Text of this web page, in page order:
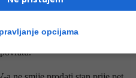
organizacionoj jedinici UIO
prodavca stana, koja će u roku
opcijama